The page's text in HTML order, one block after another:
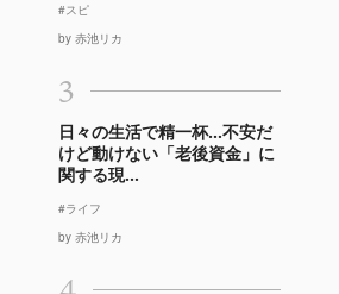
#スピ
by 赤池リカ
3
日々の生活で精一杯…不安だ
けど動けない「老後資金」に
関する現...
#ライフ
by 赤池リカ